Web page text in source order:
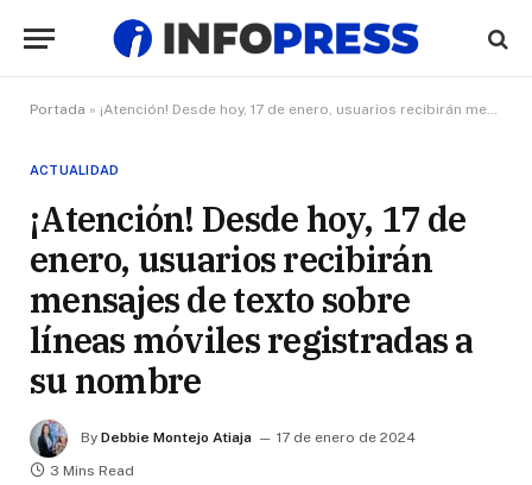
Portada » ¡Atención! Desde hoy, 17 de enero, usuarios recibirán mensajes de texto sobre líneas móviles registradas a su nombre
ACTUALIDAD
¡Atención! Desde hoy, 17 de
enero, usuarios recibirán
mensajes de texto sobre
líneas móviles registradas a
su nombre
By Debbie Montejo Atiaja
17 de enero de 2024
3 Mins Read